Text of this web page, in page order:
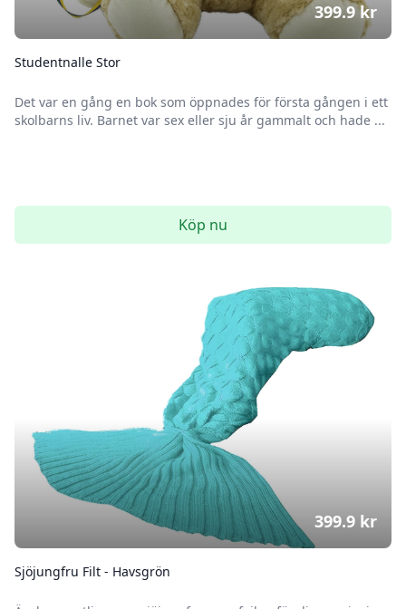
Studentnalle Stor
Det var en gång en bok som öppnades för första gången i ett
skolbarns liv. Barnet var sex eller sju år gammalt och hade ...
399.9kr
Köp nu
Sjöjungfru Filt - Havsgrön
399.9 kr